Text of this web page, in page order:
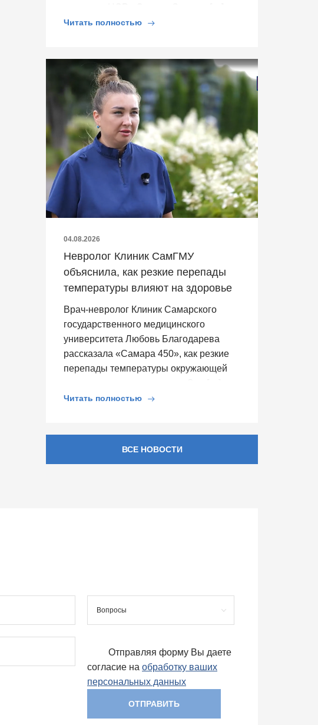
Читать полностью
04.08.2026
Невролог Клиник СамГМУ
объяснила, как резкие перепады
температуры влияют на здоровье
Врач-невролог Клиник Самарского
государственного медицинского
университета Любовь Благодарева
рассказала «Самара 450», как резкие
перепады температуры окружающей
Читать полностью
ВСЕ НОВОСТИ
Вопросы
Отправляя форму Вы даете
согласие на обработку ваших
персональных данных
ОТПРАВИТЬ